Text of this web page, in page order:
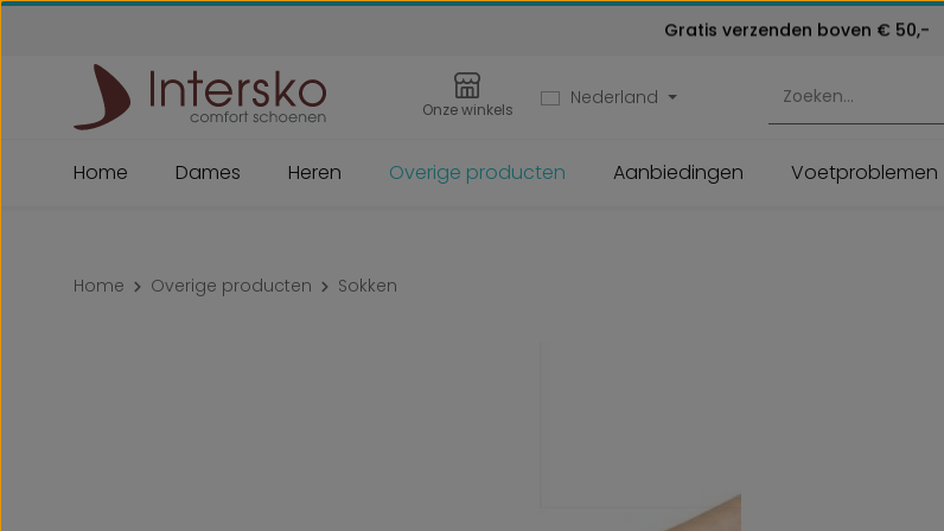
Onze winkels
Nederland
Home Dames Heren Overige producten Aanbiedingen Voetproblemen
Home Overige producten Sokken